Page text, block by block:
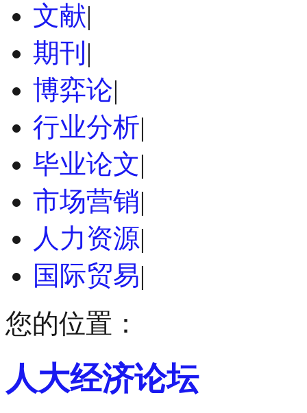
文献|
期刊 |
博弈论|
行业分析|
毕业论文|
市场营销|
人力资源|
国际贸易|
您的位置：
人大经济论坛